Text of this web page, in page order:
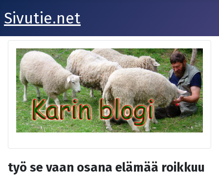
Sivutie.net
työ se vaan osana elämää roikkuu